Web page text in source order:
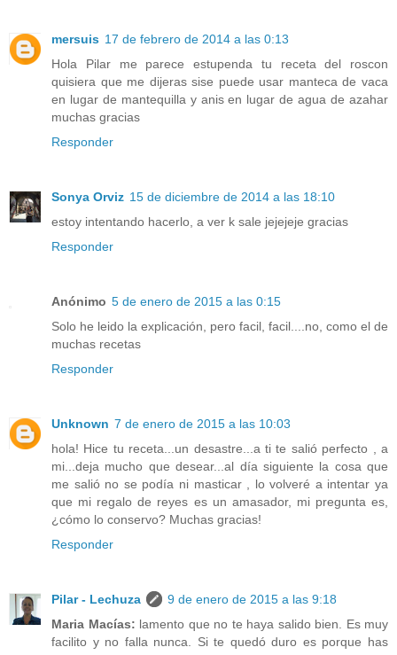
mersuis 17 de febrero de 2014 a las 0:13
Hola Pilar me parece estupenda tu receta del roscon
quisiera que me dijeras sise puede usar manteca de vaca
en lugar de mantequilla y anis en lugar de agua de azahar
muchas gracias
Responder
Sonya Orviz 15 de diciembre de 2014 a las 18:10
estoy intentando hacerlo, a ver k sale jejejeje gracias
Responder
Anónimo 5 de enero de 2015 a las 0:15
Solo he leido la explicación, pero facil, facil....no, como el de
muchas recetas
Responder
Unknown 7 de enero de 2015 a las 10:03
hola! Hice tu receta...un desastre...a ti te salió perfecto , a
mi...deja mucho que desear...al día siguiente la cosa que
me salió no se podía ni masticar , lo volveré a intentar ya
que mi regalo de reyes es un amasador, mi pregunta es,
¿cómo lo conservo? Muchas gracias!
Responder
Pilar - Lechuza
9 de enero de 2015 a las 9:18
Maria Macías: lamento que no te haya salido bien. Es muy
facilito y no falla nunca. Si te quedó duro es porque has